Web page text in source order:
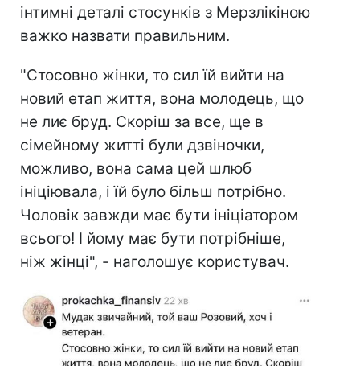
інтимні деталі стосунків з Мерзлікіною
важко назвати правильним.
"Стосовно жінки, то сил їй вийти на
новий етап життя, вона молодець, що
не лиє бруд. Скоріш за все, ще в
сімейному житті були дзвіночки,
можливо, вона сама цей шлюб
ініціювала, і їй було більш потрібно.
Чоловік завжди має бути ініціатором
всього! І йому має бути потрібніше,
ніж жінці", - наголошує користувач.